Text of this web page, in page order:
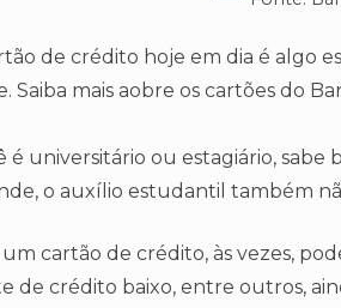
de crédito hoje em dia é algo
Saiba mais aobre os cartões do
é universitário ou estagiário, sabe
o auxílio estudantil também
um cartão de crédito, às vezes,
de crédito baixo, entre outros,